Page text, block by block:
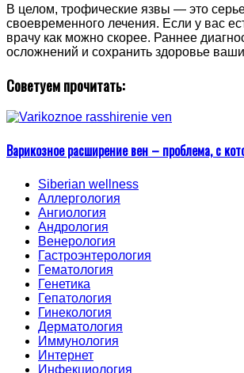
В целом, трофические язвы — это
своевременного лечения. Если у вас
врачу как можно скорее. Раннее
осложнений и сохранить здоровье
Советуем прочитать:
Варикозное расширение вен – проблема, с
Siberian wellness
Аллергология
Ангиология
Андрология
Венерология
Гастроэнтерология
Гематология
Генетика
Гепатология
Гинекология
Дерматология
Иммунология
Интернет
Инфекциология